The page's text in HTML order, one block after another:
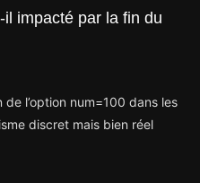
impacté par la fin du
l’option num=100 dans les
discret mais bien réel